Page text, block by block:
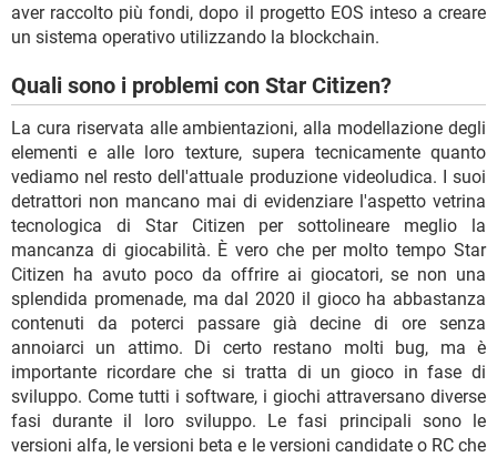
aver raccolto più fondi, dopo il progetto EOS inteso a creare
un sistema operativo utilizzando la blockchain.
Quali sono i problemi con Star Citizen?
La cura riservata alle ambientazioni, alla modellazione degli
elementi e alle loro texture, supera tecnicamente quanto
vediamo nel resto dell'attuale produzione videoludica. I suoi
detrattori non mancano mai di evidenziare l'aspetto vetrina
tecnologica di Star Citizen per sottolineare meglio la
mancanza di giocabilità. È vero che per molto tempo Star
Citizen ha avuto poco da offrire ai giocatori, se non una
splendida promenade, ma dal 2020 il gioco ha abbastanza
contenuti da poterci passare già decine di ore senza
annoiarci un attimo. Di certo restano molti bug, ma è
importante ricordare che si tratta di un gioco in fase di
sviluppo. Come tutti i software, i giochi attraversano diverse
fasi durante il loro sviluppo. Le fasi principali sono le
versioni alfa, le versioni beta e le versioni candidate o RC che